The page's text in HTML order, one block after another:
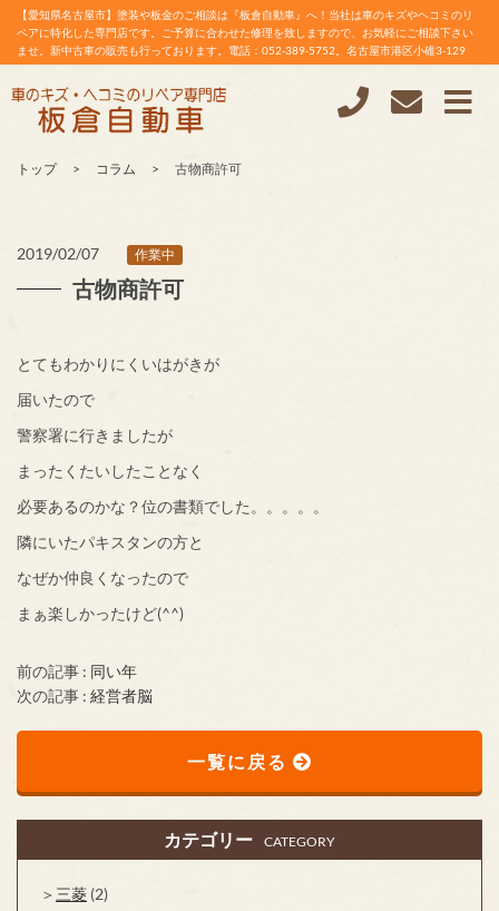
【愛知県名古屋市】塗装や板金のご相談は『板倉自動車』へ！当社は車のキズやヘコミのリ
ペアに特化した専門店です。ご予算に合わせた修理を致しますので、お気軽にご相談下さい
ませ。新中古車の販売も行っております。電話：052-389-5752。名古屋市港区小碓3-129
トップ コラム 古物商許可
2019/02/07 作業中
古物商許可
とてもわかりにくいはがきが
届いたので
警察署に行きましたが
まったくたいしたことなく
必要あるのかな？位の書類でした。。。。。
隣にいたパキスタンの方と
なぜか仲良くなったので
まぁ楽しかったけど(^^)
前の記事 : 同い年
次の記事 : 経営者脳
一覧に戻る
カテゴリー CATEGORY
三菱 (2)